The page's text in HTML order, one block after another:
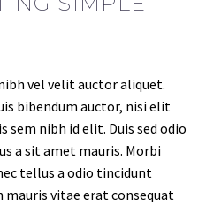
vel velit auctor aliquet.
bibendum auctor, nisi elit
sem nibh id elit. Duis sed odio
a sit amet mauris. Morbi
tellus a odio tincidunt
mauris vitae erat consequat